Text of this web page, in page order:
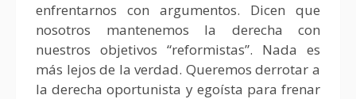
enfrentarnos con argumentos. Dicen que
nosotros mantenemos la derecha con
nuestros objetivos “reformistas”. Nada es
más lejos de la verdad. Queremos derrotar a
la derecha oportunista y egoísta para frenar